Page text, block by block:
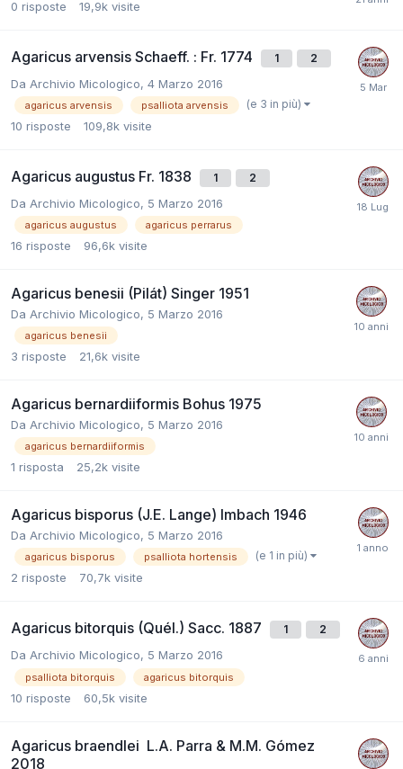
0 risposte 19,9k visite
Agaricus arvensis Schaeff. : Fr. 1774 1 2
Da Archivio Micologico, 4 Marzo 2016
agaricus arvensis psalliota arvensis (e 3 in più)
10 risposte 109,8k visite
Agaricus augustus Fr. 1838 1 2
Da Archivio Micologico, 5 Marzo 2016
agaricus augustus agaricus perrarus
16 risposte 96,6k visite
Agaricus benesii (Pilát) Singer 1951
Da Archivio Micologico, 5 Marzo 2016
agaricus benesii
3 risposte 21,6k visite
Agaricus bernardiiformis Bohus 1975
Da Archivio Micologico, 5 Marzo 2016
agaricus bernardiiformis
1 risposta 25,2k visite
Agaricus bisporus (J.E. Lange) Imbach 1946
Da Archivio Micologico, 5 Marzo 2016
agaricus bisporus psalliota hortensis (e 1 in più)
2 risposte 70,7k visite
Agaricus bitorquis (Quél.) Sacc. 1887 1 2
Da Archivio Micologico, 5 Marzo 2016
psalliota bitorquis agaricus bitorquis
10 risposte 60,5k visite
Agaricus braendlei L.A. Parra & M.M. Gómez
2018